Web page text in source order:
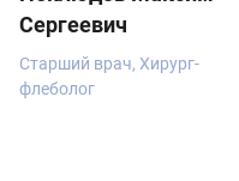
Сергеевич
Старший врач, Хирург-
флеболог